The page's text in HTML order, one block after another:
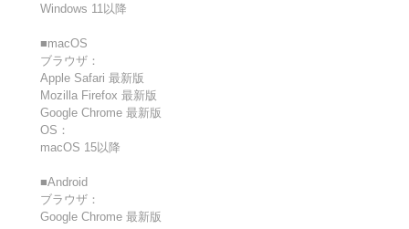
Windows 11以降
■macOS
ブラウザ：
Apple Safari 最新版
Mozilla Firefox 最新版
Google Chrome 最新版
OS：
macOS 15以降
■Android
ブラウザ：
Google Chrome 最新版